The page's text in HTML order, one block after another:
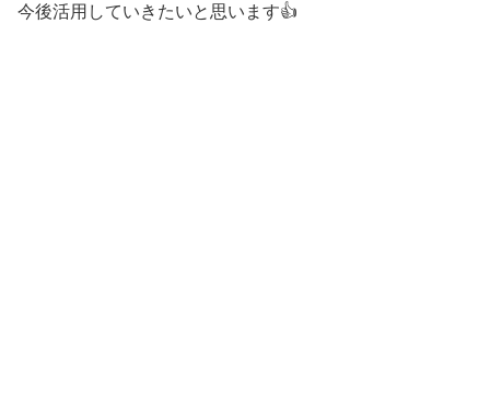
今後活用していきたいと思います👍